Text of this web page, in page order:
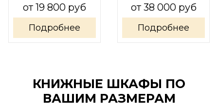
Подробнее
от 19 800 руб
Подробнее
от 38 000 руб
КНИЖНЫЕ ШКАФЫ ПО
ВАШИМ РАЗМЕРАМ